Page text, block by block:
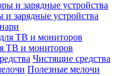
и зарядные устройства
ТВ и мониторов
Чистящие средства
Полезные мелочи